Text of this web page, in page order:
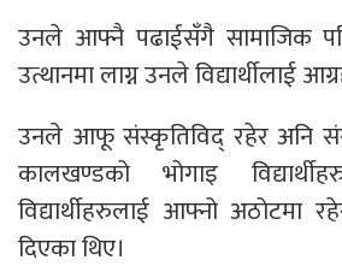
उनले आफ्नै पढाईसँगै सामाजिक
उत्थानमा लाग्न उनले विद्यार्थीलाई
उनले आफू संस्कृतिविद् रहेर अनि
कालखण्डको भोगाइ
विद्यार्थीहरुलाई आफ्नो अठोटमा
दिएका थिए।